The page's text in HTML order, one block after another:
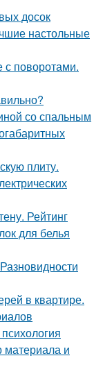
досок
настольные
с поворотами.
со спальным
плиту.
Рейтинг
для белья
в квартире.
материала и